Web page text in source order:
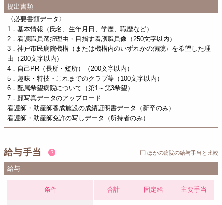
提出書類
〈必要書類データ〉
1．基本情報（氏名、生年月日、学歴、職歴など）
2．看護職員選択理由・目指す看護職員像（250文字以内）
3．神戸市民病院機構（または機構内のいずれかの病院）を希望した理
由（200文字以内）
4．自己PR（長所・短所）（200文字以内）
5．趣味・特技・これまでのクラブ等（100文字以内）
6．配属希望病院について（第1～第3希望）
7．顔写真データのアップロード
看護師・助産師養成施設の成績証明書データ（新卒のみ）
看護師・助産師免許の写しデータ（所持者のみ）
給与手当 ほかの病院の給与手当と比較
給与
条件 合計 固定給 主要手当